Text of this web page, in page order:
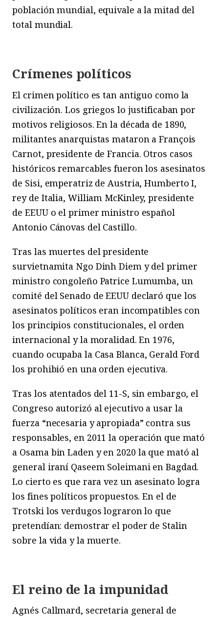
población mundial, equivale a la mitad del
total mundial.
Crímenes políticos
El crimen político es tan antiguo como la
civilización. Los griegos lo justificaban por
motivos religiosos. En la década de 1890,
militantes anarquistas mataron a François
Carnot, presidente de Francia. Otros casos
históricos remarcables fueron los asesinatos
de Sisi, emperatriz de Austria, Humberto I,
rey de Italia, William McKinley, presidente
de EEUU o el primer ministro español
Antonio Cánovas del Castillo.
Tras las muertes del presidente
survietnamita Ngo Dinh Diem y del primer
ministro congoleño Patrice Lumumba, un
comité del Senado de EEUU declaró que los
asesinatos políticos eran incompatibles con
los principios constitucionales, el orden
internacional y la moralidad. En 1976,
cuando ocupaba la Casa Blanca, Gerald Ford
los prohibió en una orden ejecutiva.
Tras los atentados del 11-S, sin embargo, el
Congreso autorizó al ejecutivo a usar la
fuerza “necesaria y apropiada” contra sus
responsables, en 2011 la operación que mató
a Osama bin Laden y en 2020 la que mató al
general iraní Qaseem Soleimani en Bagdad.
Lo cierto es que rara vez un asesinato logra
los fines políticos propuestos. En el de
Trotski los verdugos lograron lo que
pretendían: demostrar el poder de Stalin
sobre la vida y la muerte.
El reino de la impunidad
Agnés Callmard, secretaria general de